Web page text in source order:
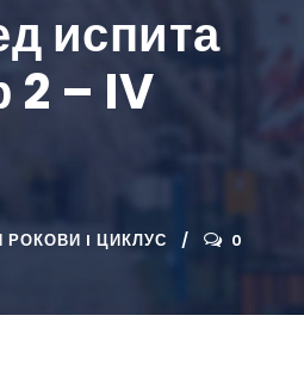
испита
2 – IV
РОКОВИ I ЦИКЛУС
0